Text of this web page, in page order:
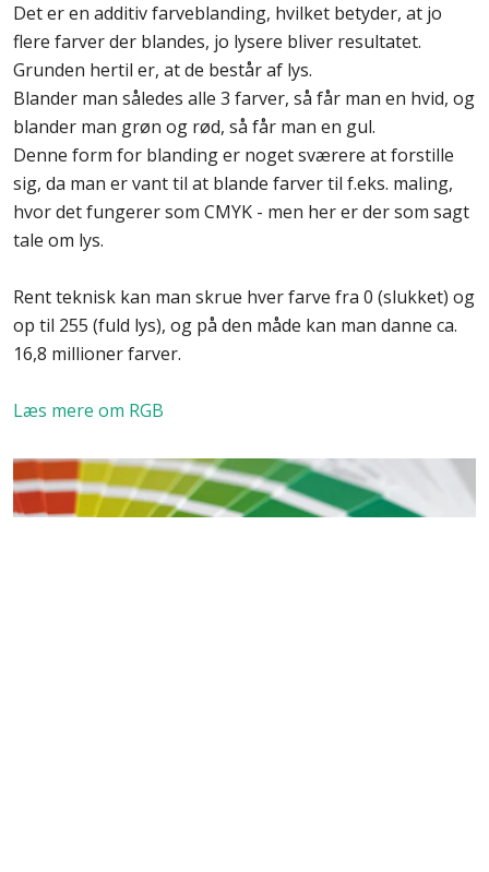
Det er en additiv farveblanding, hvilket betyder, at jo
flere farver der blandes, jo lysere bliver resultatet.
Grunden hertil er, at de består af lys.
Blander man således alle 3 farver, så får man en hvid, og
blander man grøn og rød, så får man en gul.
Denne form for blanding er noget sværere at forstille
sig, da man er vant til at blande farver til f.eks. maling,
hvor det fungerer som CMYK - men her er der som sagt
tale om lys.
Rent teknisk kan man skrue hver farve fra 0 (slukket) og
op til 255 (fuld lys), og på den måde kan man danne ca.
16,8 millioner farver.
Læs mere om RGB